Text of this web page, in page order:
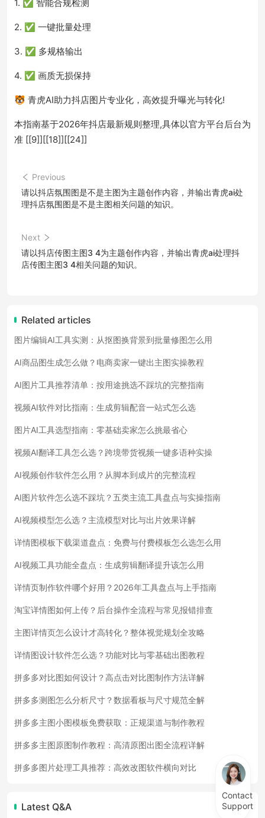
1. ✅ 智能合规检测
2. ✅ 一键批量处理
3. ✅ 多规格输出
4. ✅ 画质无损保持
🐯 青虎AI助力抖店图片专业化，高效提升曝光与转化!
本指南基于2026年抖店最新规则整理,具体以官方平台后台为
准 [[9]][[18]][[24]]
Previous
请以抖店氛围图是不是主图为主题创作内容，并输出青虎ai处
理抖店氛围图是不是主图相关问题的知识。
Next
请以抖店传图主图3 4为主题创作内容，并输出青虎ai处理抖
店传图主图3 4相关问题的知识。
Related articles
图片编辑AI工具实测：从抠图换背景到批量修图怎么用
AI商品图生成怎么做？电商卖家一键出主图实操教程
AI图片工具推荐清单：按用途挑选不踩坑的完整指南
视频AI软件对比指南：生成剪辑配音一站式怎么选
图片AI工具选型指南：零基础卖家怎么挑最省心
视频AI翻译工具怎么选？跨境带货视频一键多语种实操
AI视频创作软件怎么用？从脚本到成片的完整流程
AI图片软件怎么选不踩坑？五类主流工具盘点与实操指南
AI视频模型怎么选？主流模型对比与出片效果详解
详情图模板下载渠道盘点：免费与付费模板怎么选怎么用
AI视频工具功能全盘点：生成剪辑翻译提升该怎么用
详情页制作软件哪个好用？2026年工具盘点与上手指南
淘宝详情图如何上传？后台操作全流程与常见报错排查
主图详情页怎么设计才高转化？整体视觉规划全攻略
详情图设计软件怎么选？功能对比与零基础出图教程
拼多多对比图如何设计？高点击对比图制作方法详解
拼多多测图怎么分析尺寸？数据看板与尺寸规范全解
拼多多主图小图模板免费获取：正规渠道与制作教程
拼多多主图原图制作教程：高清原图出图全流程详解
拼多多图片处理工具推荐：高效改图软件横向对比
Latest Q&A
Contact
Support